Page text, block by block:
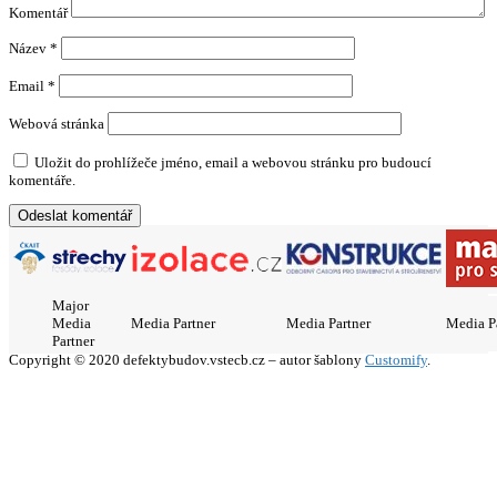
Komentář
Název *
Email *
Webová stránka
Uložit do prohlížeče jméno, email a webovou stránku pro budoucí
komentáře.
Major
Media
Partner
Media Partner Media Partner Media
Copyright © 2020 defektybudov.vstecb.cz – autor šablony Customify.